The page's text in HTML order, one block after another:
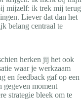
mijzelf: ik trek mij terug
Liever dat dan het
belang centraal te
herken jij het ook
waar je werkzaam
en feedback gaf op een
gegeven moment
strategie bleek om te